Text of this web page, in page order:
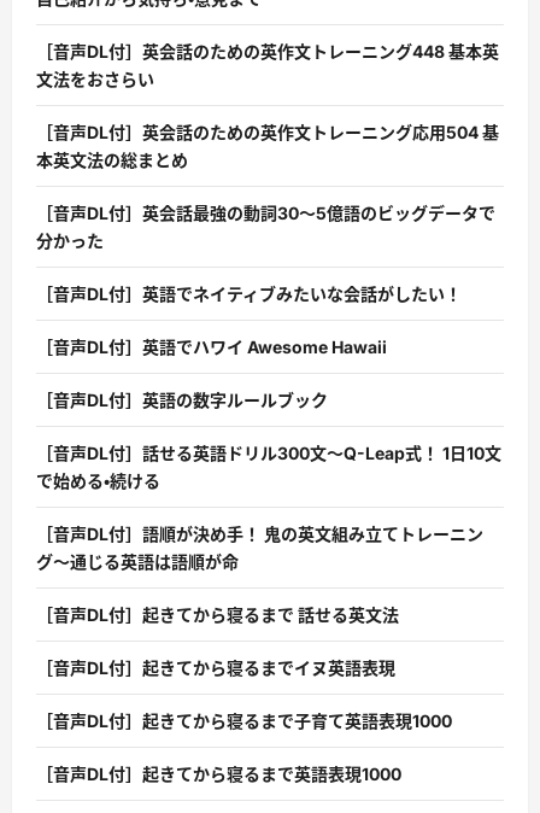
［音声DL付］英会話のための英作文トレーニング448 基本英
文法をおさらい
［音声DL付］英会話のための英作文トレーニング応用504 基
本英文法の総まとめ
［音声DL付］英会話最強の動詞30〜5億語のビッグデータで
分かった
［音声DL付］英語でネイティブみたいな会話がしたい！
［音声DL付］英語でハワイ Awesome Hawaii
［音声DL付］英語の数字ルールブック
［音声DL付］話せる英語ドリル300文〜Q-Leap式！ 1日10文
で始める・続ける
［音声DL付］語順が決め手！ 鬼の英文組み立てトレーニン
グ〜通じる英語は語順が命
［音声DL付］起きてから寝るまで 話せる英文法
［音声DL付］起きてから寝るまでイヌ英語表現
［音声DL付］起きてから寝るまで子育て英語表現1000
［音声DL付］起きてから寝るまで英語表現1000